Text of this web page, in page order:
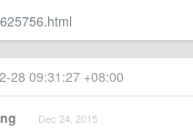
28 09:31:27 +08:00
Dec 24, 2015